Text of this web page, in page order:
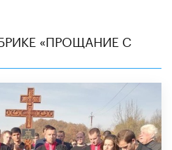
«ПРОЩАНИЕ С